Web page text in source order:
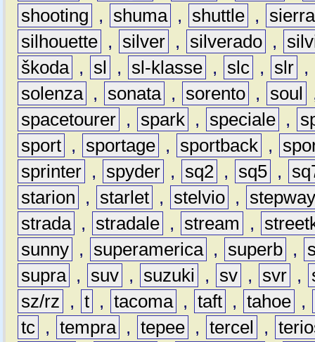
shooting
, shuma , shuttle ,
sierra
silhouette , silver , silverado ,
škoda , sl , sl-klasse , slc , slr ,
solenza , sonata , sorento , soul
spacetourer , spark , speciale ,
sport , sportage , sportback ,
sprinter , spyder , sq2 , sq5 ,
starion
, starlet , stelvio ,
strada , stradale , stream ,
sunny , superamerica , superb ,
supra , suv , suzuki , sv , svr ,
sz/rz
, t , tacoma , taft , tahoe ,
tc , tempra , tepee , tercel ,